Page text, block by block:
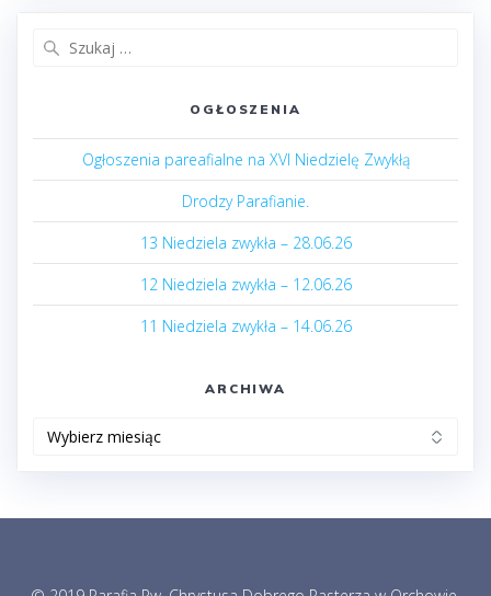
OGŁOSZENIA
Ogłoszenia pareafialne na XVI Niedzielę Zwykłą
Drodzy Parafianie.
13 Niedziela zwykła – 28.06.26
12 Niedziela zwykła – 12.06.26
11 Niedziela zwykła – 14.06.26
ARCHIWA